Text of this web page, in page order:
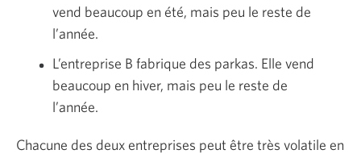
vend beaucoup en été, mais peu le reste de
l’année.
L’entreprise B fabrique des parkas. Elle vend
beaucoup en hiver, mais peu le reste de
l’année.
Chacune des deux entreprises peut être très volatile en